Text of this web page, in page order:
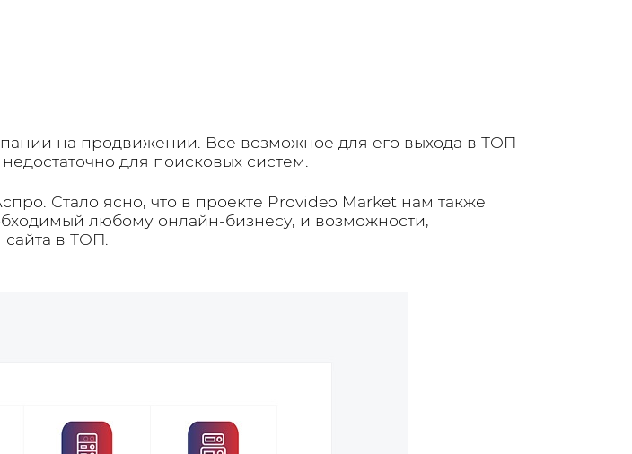
на продвижении. Все возможное для его выхода в ТОП
для поисковых систем.
Стало ясно, что в проекте Provideo Market нам также
любому онлайн-бизнесу, и возможности,
в ТОП.